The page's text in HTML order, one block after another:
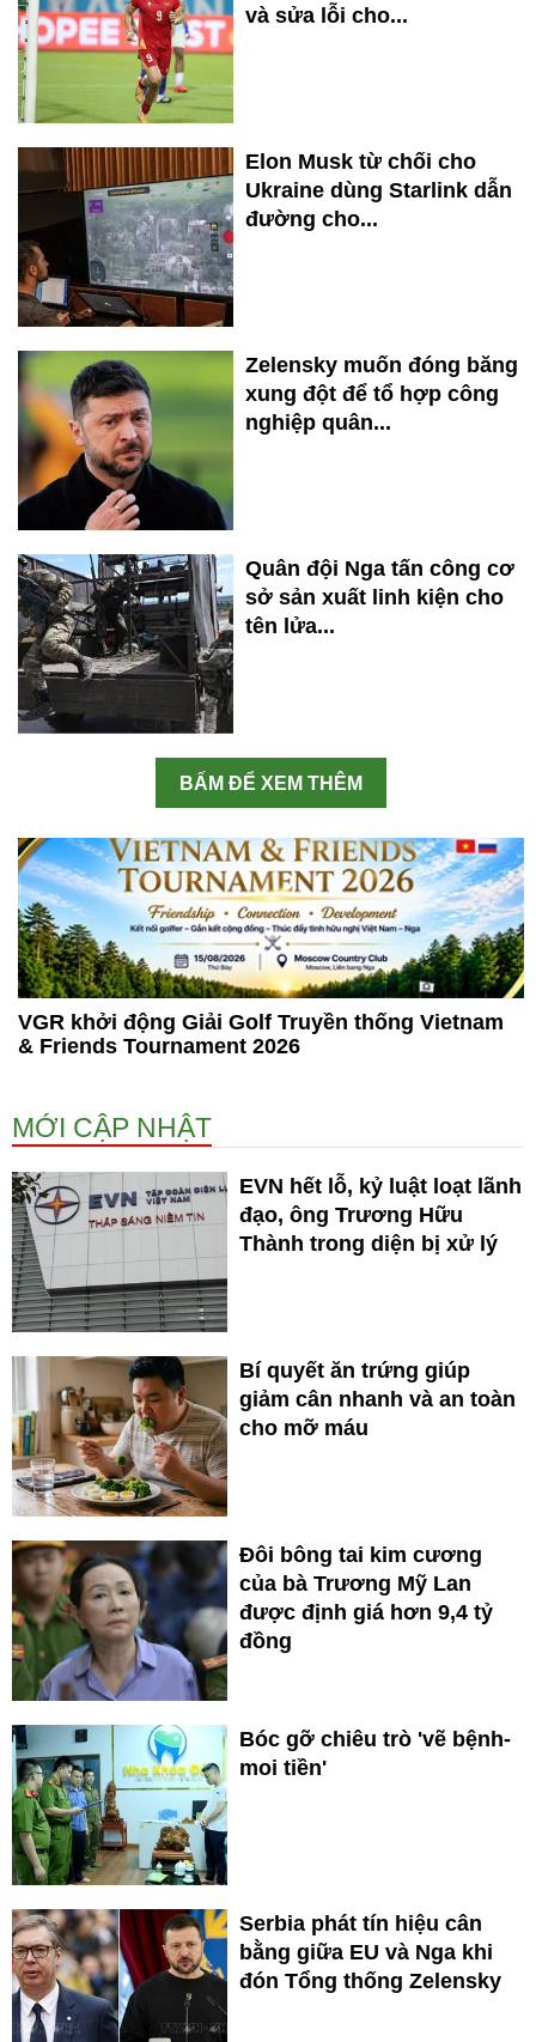
và sửa lỗi cho...
Elon Musk từ chối cho
Ukraine dùng Starlink dẫn
đường cho...
Zelensky muốn đóng băng
xung đột để tổ hợp công
nghiệp quân...
Quân đội Nga tấn công cơ
sở sản xuất linh kiện cho
tên lửa...
BẤM ĐỂ XEM THÊM
VGR khởi động Giải Golf Truyền thống Vietnam
& Friends Tournament 2026
MỚI CẬP NHẬT
EVN hết lỗ, kỷ luật loạt lãnh
đạo, ông Trương Hữu
Thành trong diện bị xử lý
Bí quyết ăn trứng giúp
giảm cân nhanh và an toàn
cho mỡ máu
Đôi bông tai kim cương
của bà Trương Mỹ Lan
được định giá hơn 9,4 tỷ
đồng
Bóc gỡ chiêu trò 'vẽ bệnh-
moi tiền'
Serbia phát tín hiệu cân
bằng giữa EU và Nga khi
đón Tổng thống Zelensky